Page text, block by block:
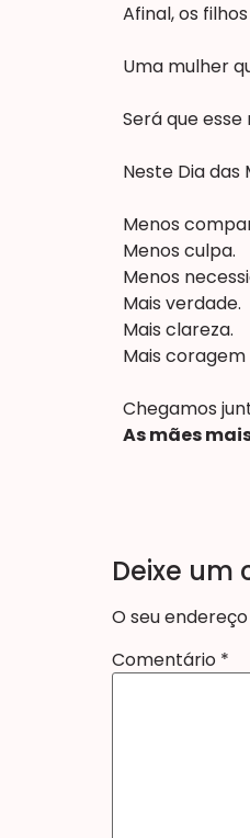
Afinal, os
Uma mulher
Será que
Neste Dia
Menos
Menos culpa.
Menos
Mais verdade.
Mais clareza.
Mais
Chegamos
As mães
Deixe um
O seu
Comentário *